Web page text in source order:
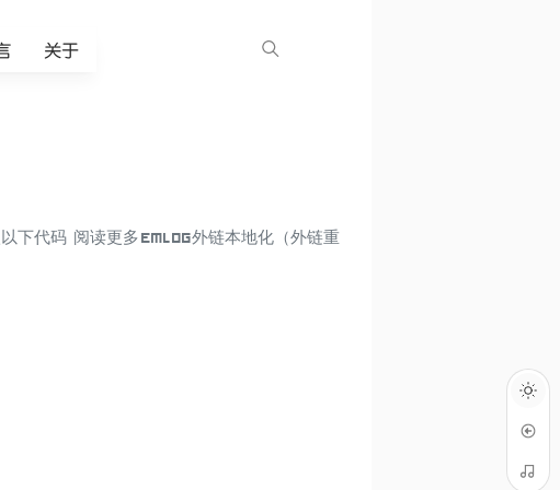
关于
下代码 阅读更多 Emlog外链本地化（外链重